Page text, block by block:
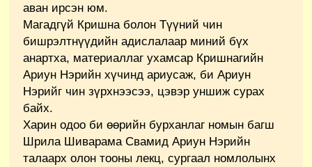
аван ирсэн юм.
Магадгүй Кришна болон Түүний чин
бишрэлтнүүдийн адислалаар миний бүх
анартха, материаллаг ухамсар Кришнагийн
Ариун Нэрийн хүчинд ариусаж, би Ариун
Нэрийг чин зүрхнээсээ, цэвэр уншиж сурах
байх.
Харин одоо би өөрийн бурханлаг номын багш
Шрила Шиварама Свамид Ариун Нэрийн
талаарх олон тооны лекц, сургаал номлолынх